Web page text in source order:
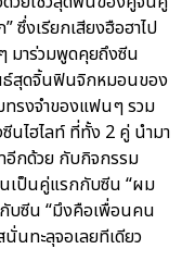
ซึ่งเรียกเสียงฮือฮาไป
มาร่วมพูดคุยถึงซีน
ธ์สุดจิ้นฟินจิกหมอนของ
รงจำของแฟนๆ รวม
นไฮไลท์ ที่ทั้ง 2 คู่ นำมา
อีกด้วย กับกิจกรรม
นเป็นคู่แรกกับซีน “ผม
บซีน “มึงคือเพื่อนคน
นทะลุจอเลยทีเดียว